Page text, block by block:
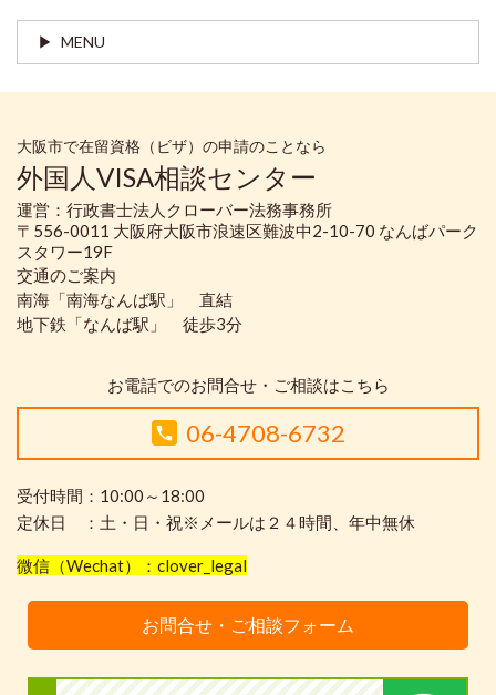
MENU
大阪市で在留資格（ビザ）の申請のことなら
外国人VISA相談センター
運営：行政書士法人クローバー法務事務所
〒556-0011 大阪府大阪市浪速区難波中2-10-70 なんばパーク
スタワー19F
交通のご案内
南海「南海なんば駅」 直結
地下鉄「なんば駅」 徒歩3分
お電話でのお問合せ・ご相談はこちら
06-4708-6732
受付時間：10:00～18:00
定休日 ：土・日・祝※メールは２４時間、年中無休
微信（Wechat）：clover_legal
お問合せ・ご相談フォーム